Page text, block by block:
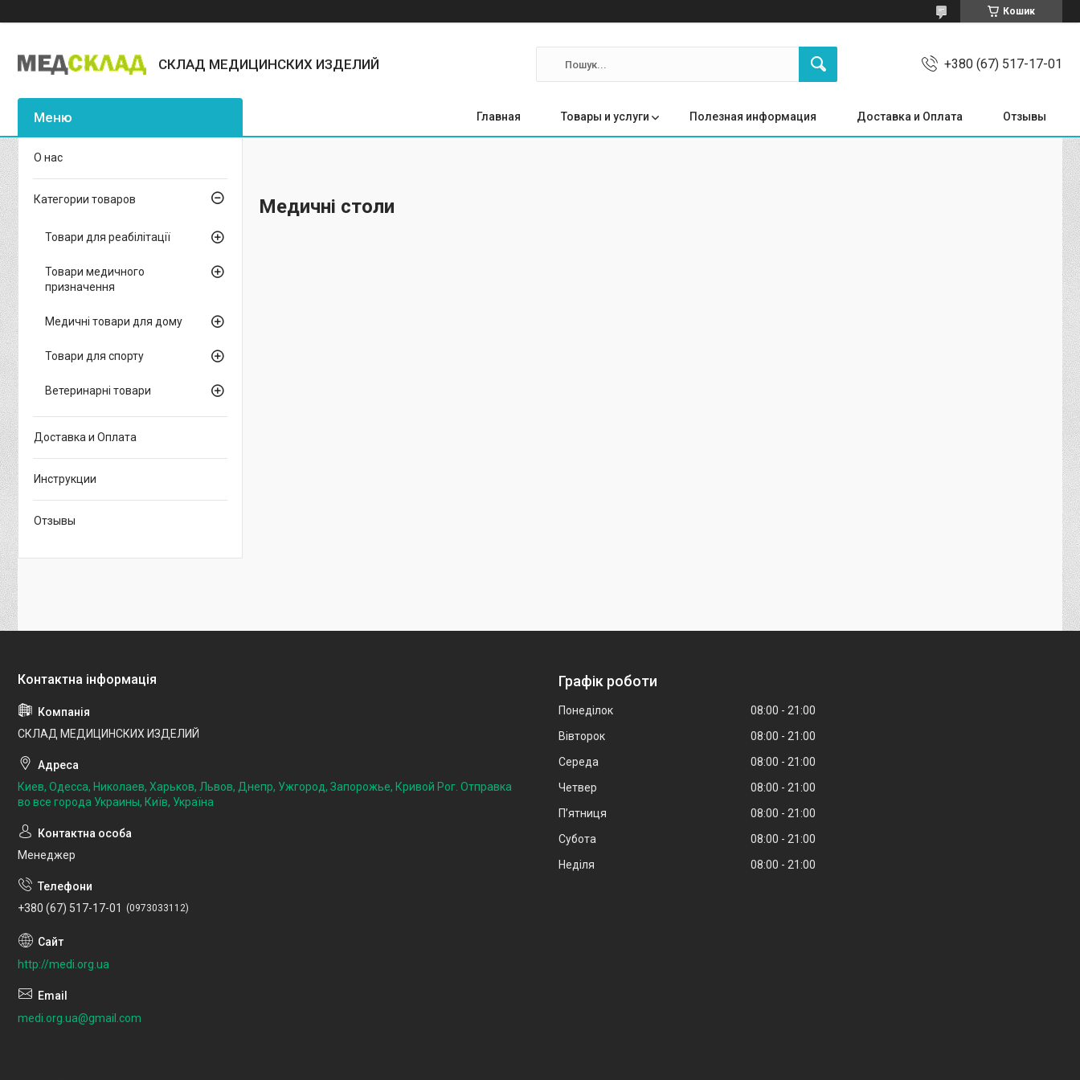
Кошик
СКЛАД МЕДИЦИНСКИХ ИЗДЕЛИЙ +380 (67) 517-17-01
Главная Товары и услуги Полезная информация Доставка и Оплата Отзывы
Медичні столи
О нас
Категории товаров
Товари для реабілітації
Товари медичного
призначення
Медичні товари для дому
Товари для спорту
Ветеринарні товари
Доставка и Оплата
Инструкции
Отзывы
СКЛАД МЕДИЦИНСКИХ ИЗДЕЛИЙ
Киев, Одесса, Николаев, Харьков, Львов, Днепр, Ужгород, Запорожье, Кривой Рог. Отправка
во все города Украины, Київ, Україна
Менеджер
+380 (67) 517-17-01 0973033112
http://medi.org.ua
medi.org.ua@gmail.com
Графік роботи
Понеділок 08:00
21:00
Вівторок
08:00
21:00
Середа
08:00
21:00
Четвер
08:00
21:00
Пʼятниця
08:00
21:00
Субота
08:00
21:00
Неділя
08:00 21:00